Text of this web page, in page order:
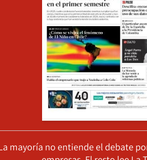
mayoría no entiende el debate